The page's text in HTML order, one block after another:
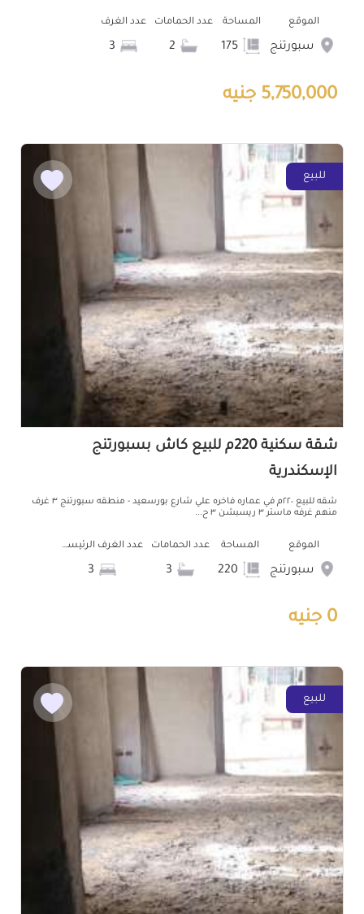
الموقع
سبورتنج
المساحة عدد الحمامات عدد الغرف
5,750,000 جنيه
للبيع
شقة سكنية 220م للبيع كاش بسبورتنج
الإسكندرية
شقه للبيع ٢٢٠م في عماره فاخره علي شارع بورسعيد - منطقه سبورتنج ٣ غرف
منهم غرفه ماستر ٣ ريسبشن ٣ ح...
الموقع
سبورتنج
المساحة عدد الحمامات عدد الغرف الرئيسية
0 جنيه
للبيع